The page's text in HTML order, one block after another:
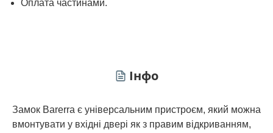
Оплата частинами.
Інфо
Замок Barerra є універсальним пристроєм, який можна
вмонтувати у вхідні двері як з правим відкриванням,